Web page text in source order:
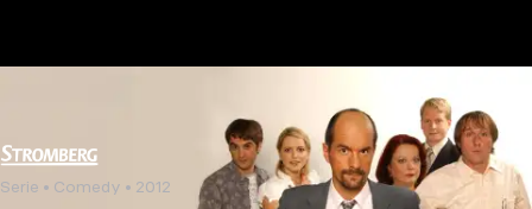
Serie • Comedy • 2012